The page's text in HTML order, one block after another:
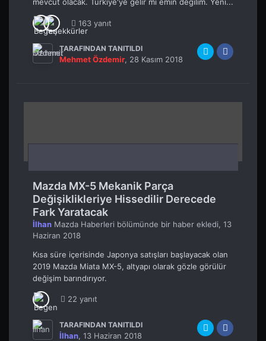
mevcut olacak. Turkiye'ye gelir mi emin degilim. Yeni...
163 yanıt
TARAFINDAN TANITILDI
Mehmet Özdemir, 28 Kasım 2018
Mazda MX-5 Mekanik Parça
Değişiklikleriye Hissedilir Derecede
Fark Yaratacak
İlhan Mazda Haberleri bölümünde bir haber ekledi, 13
Haziran 2018
Kısa süre içerisinde Japonya satışları başlayacak olan
2019 Mazda Miata MX-5, altyapı olarak gözle görülür
değişim barındırıyor.
22 yanıt
TARAFINDAN TANITILDI
İlhan, 13 Haziran 2018